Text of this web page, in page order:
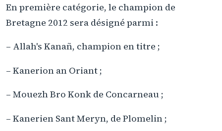
En première catégorie, le champion de
Bretagne 2012 sera désigné parmi :
– Allah's Kanañ, champion en titre ;
– Kanerion an Oriant ;
– Mouezh Bro Konk de Concarneau ;
– Kanerien Sant Meryn, de Plomelin ;